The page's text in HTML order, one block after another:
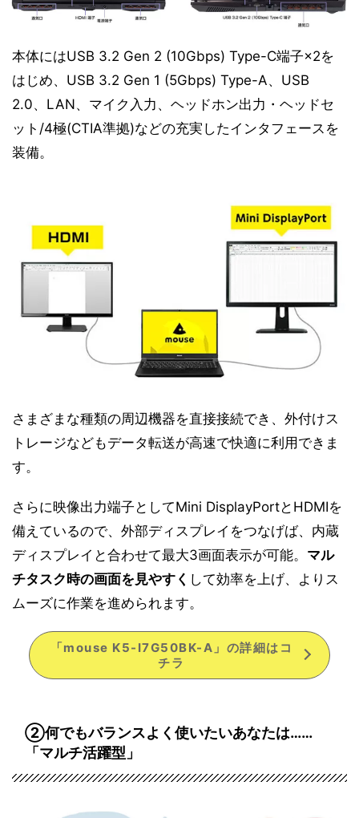
本体にはUSB 3.2 Gen 2 (10Gbps) Type-C端子×2を
はじめ、USB 3.2 Gen 1 (5Gbps) Type-A、USB
2.0、LAN、マイク入力、ヘッドホン出力・ヘッドセ
ット/4極(CTIA準拠)などの充実したインタフェースを
装備。
さまざまな種類の周辺機器を直接接続でき、外付けス
トレージなどもデータ転送が高速で快適に利用できま
す。
さらに映像出力端子としてMini DisplayPortとHDMIを
備えているので、外部ディスプレイをつなげば、内蔵
ディスプレイと合わせて最大3画面表示が可能。 マル
チタスク時の画面を見やすく して効率を上げ、よりス
ムーズに作業を進められます。
「mouse K5-I7G50BK-A」の詳細はコ
チラ
②何でもバランスよく使いたいあなたは……
「マルチ活躍型」